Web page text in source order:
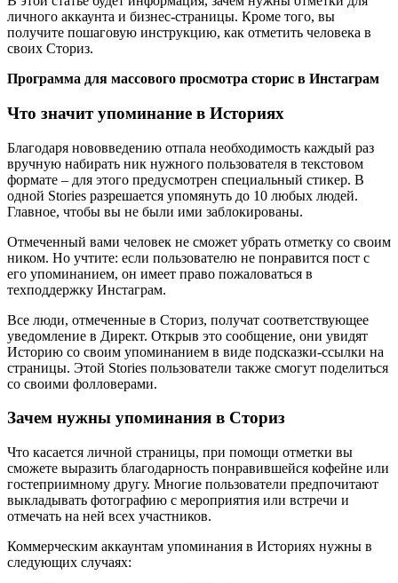
личного аккаунта и бизнес-страницы. Кроме того, вы
получите пошаговую инструкцию, как отметить человека в
своих Сториз.
Программа для массового просмотра сторис в Инстаграм
Что значит упоминание в Историях
Благодаря нововведению отпала необходимость каждый раз
вручную набирать ник нужного пользователя в текстовом
формате – для этого предусмотрен специальный стикер. В
одной Stories разрешается упомянуть до 10 любых людей.
Главное, чтобы вы не были ими заблокированы.
Отмеченный вами человек не сможет убрать отметку со своим
ником. Но учтите: если пользователю не понравится пост с
его упоминанием, он имеет право пожаловаться в
техподдержку Инстаграм.
Все люди, отмеченные в Сториз, получат соответствующее
уведомление в Директ. Открыв это сообщение, они увидят
Историю со своим упоминанием в виде подсказки-ссылки на
страницы. Этой Stories пользователи также смогут поделиться
со своими фолловерами.
Зачем нужны упоминания в Сториз
Что касается личной страницы, при помощи отметки вы
сможете выразить благодарность понравившейся кофейне или
гостеприимному другу. Многие пользователи предпочитают
выкладывать фотографию с мероприятия или встречи и
отмечать на ней всех участников.
Коммерческим аккаунтам упоминания в Историях нужны в
следующих случаях: